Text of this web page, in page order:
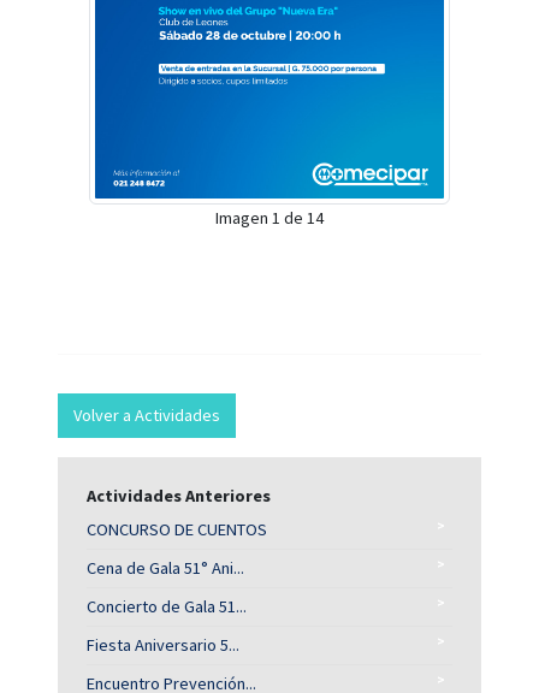
Imagen 1 de 14
Volver a Actividades
Actividades Anteriores
CONCURSO DE CUENTOS
>
Cena de Gala 51° Ani... >
Concierto de Gala 51... >
Fiesta Aniversario 5... >
Encuentro Prevención... >